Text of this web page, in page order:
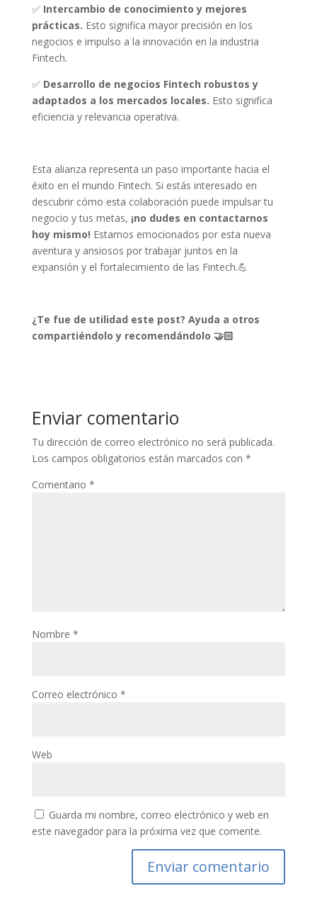
✅ Intercambio de conocimiento y mejores
prácticas. Esto significa mayor precisión en los
negocios e impulso a la innovación en la industria
Fintech.
✅ Desarrollo de negocios Fintech robustos y
adaptados a los mercados locales. Esto significa
eficiencia y relevancia operativa.
Esta alianza representa un paso importante hacia el
éxito en el mundo Fintech. Si estás interesado en
descubrir cómo esta colaboración puede impulsar tu
negocio y tus metas, ¡no dudes en contactarnos
hoy mismo! Estamos emocionados por esta nueva
aventura y ansiosos por trabajar juntos en la
expansión y el fortalecimiento de las Fintech.💪
¿Te fue de utilidad este post? Ayuda a otros
compartiéndolo y recomendándolo 🤝🏻
Enviar comentario
Tu dirección de correo electrónico no será publicada.
Los campos obligatorios están marcados con *
Comentario *
Nombre *
Correo electrónico *
Web
Guarda mi nombre, correo electrónico y web en
este navegador para la próxima vez que comente.